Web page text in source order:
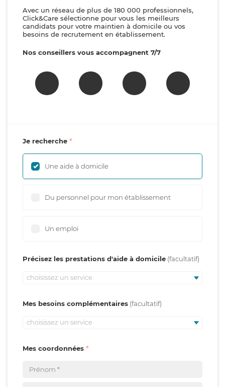
Avec un réseau de plus de 180 000 professionnels,
Click&Care sélectionne pour vous les meilleurs
candidats pour votre maintien à domicile ou vos
besoins de recrutement en établissement.
Nos conseillers vous accompagnent 7/7
Je recherche
Une aide à domicile
Du personnel pour mon établissement
Un emploi
Précisez les prestations d'aide à domicile
choisissez un service
Mes besoins complémentaires
choisissez un service
Mes coordonnées